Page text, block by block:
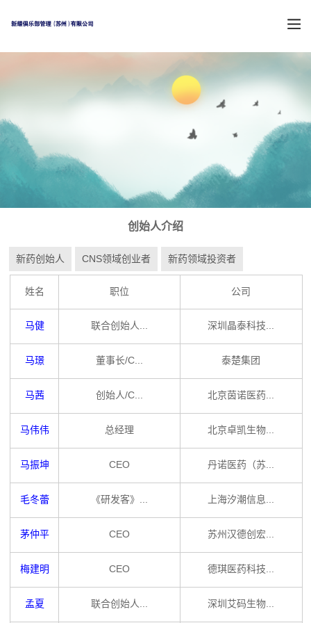
创始人介绍
新药创始人 CNS领域创业者 新药领域投资者
姓名 职位 公司
马健 联合创始人... 深圳晶泰科技...
马璟 董事长/C... 泰楚集团
马茜 创始人/C... 北京茵诺医药...
马伟伟 总经理 北京卓凯生物...
马振坤 CEO 丹诺医药（苏...
毛冬蕾 《研发客》... 上海汐潮信息...
茅仲平 CEO 苏州汉德创宏...
梅建明 CEO 德琪医药科技...
孟夏 联合创始人... 深圳艾码生物...